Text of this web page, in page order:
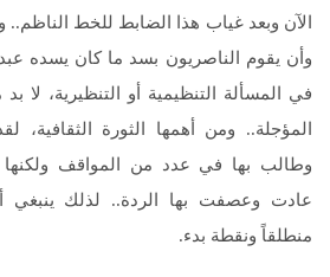
الآن وبعد غياب هذا الضابط للخط الناظم..
وأن يقوم الناصريون بسد ما كان يسده
في المسألة التنظيمية أو التنظيرية، لا
المؤجلة.. ومن أهمها الثورة الثقافية،
وطالب بها في عدد من المواقف
عادت وعصفت بها الردة.. لذلك ينبغي
منطلقاً ونقطة بدء.